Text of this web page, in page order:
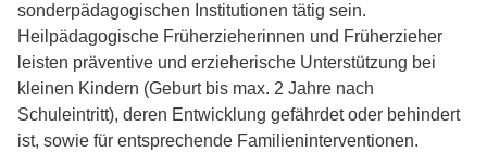
sonderpädagogischen Institutionen tätig sein.
Heilpädagogische Früherzieherinnen und Früherzieher
leisten präventive und erzieherische Unterstützung bei
kleinen Kindern (Geburt bis max. 2 Jahre nach
Schuleintritt), deren Entwicklung gefährdet oder behindert
ist, sowie für entsprechende Familieninterventionen.